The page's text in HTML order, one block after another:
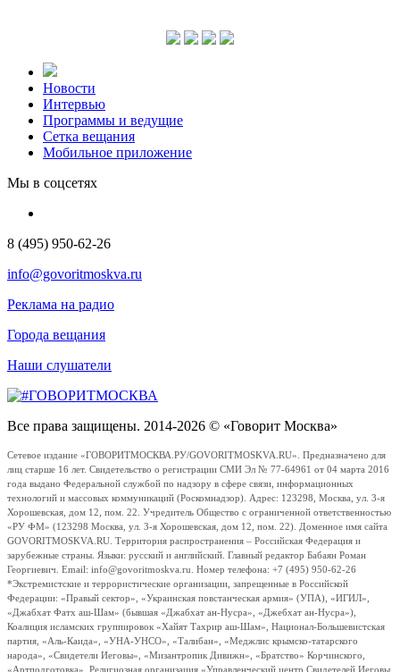
Новости
Интервью
Программы и ведущие
Сетка вещания
Мобильное приложение
Мы в соцсетях
8 (495) 950-62-26
info@govoritmoskva.ru
Реклама на радио
Города вещания
Наши слушатели
Все права защищены. 2014-2026 © «Говорит Москва»
Сетевое издание «ГОВОРИТМОСКВА.РУ/GOVORITMOSKVA.RU». Предназначено для
лиц старше 16 лет. Свидетельство о регистрации СМИ Эл № 77-64961 от 04 марта 2016
года выдано Федеральной службой по надзору в сфере связи, информационных
технологий и массовых коммуникаций (Роскомнадзор). Адрес: 123298, Москва, ул. 3-я
Хорошевская, дом 12, пом. 22. Учредитель Общество с ограниченной ответственностью
«РУ ФМ» (123298 Москва, ул. 3-я Хорошевская, дом 12, пом. 22). Доменное имя сайта
GOVORITMOSKVA.RU. Территория распространения – Российская Федерация и
зарубежные страны. Языки: русский и английский. Главный редактор Бабаян Роман
Георгиевич. Email: info@govoritmoskva.ru. Номер телефона: +7 (495) 950-62-26
*Экстремистские и террористические организации, запрещенные в Российской
Федерации: «Правый сектор», «Украинская повстанческая армия» (УПА), «ИГИЛ»,
«Джабхат Фатх аш-Шам» (бывшая «Джабхат ан-Нусра», «Джебхат ан-Нусра»),
Коалиция исламских группировок «Хайят Тахрир аш-Шам», Национал-Большевистская
партия, «Аль-Каида», «УНА-УНСО», «Талибан», «Меджлис крымско-татарского
народа», «Свидетели Иеговы», «Мизантропик Дивижн», «Братство» Корчинского,
«Артподготовка», Религиозная организация «Управленческий центр Свидетелей Иеговы